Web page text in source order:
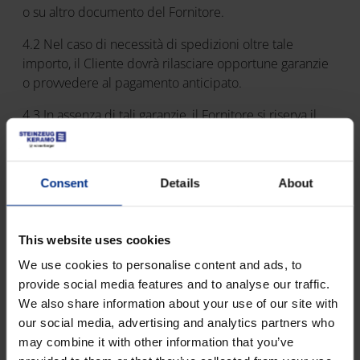
Consent Details About
This website uses cookies
We use cookies to personalise content and ads, to
provide social media features and to analyse our traffic.
We also share information about your use of our site with
our social media, advertising and analytics partners who
may combine it with other information that you’ve
o su altro documento del Fornitore.
4.2 Nel caso di necessità di spedizioni oltre tale
importo, il Cliente dovrà rilasciare opportune garanzie
o provvedere al pagamento anticipato.
4.3 In assenza di tali garanzie, il Fornitore si riserva il
diritto di sospendere le spedizioni fino al pagamento
delle fatture già emesse.
4.4 Il ritardo nei pagamenti comporta l’applicazione
degli interessi di mora nella misura del “prime rate”
4.5 Il ritardo di pagamento anche di una sola fattura
determina la revoca dell’esposizione contabile
concessa e attribuisce al Fornitore la facoltà di
sospendere l’esecuzione della fornitura, fatta salva ogni
ulteriore azione volta al recupero del credito.